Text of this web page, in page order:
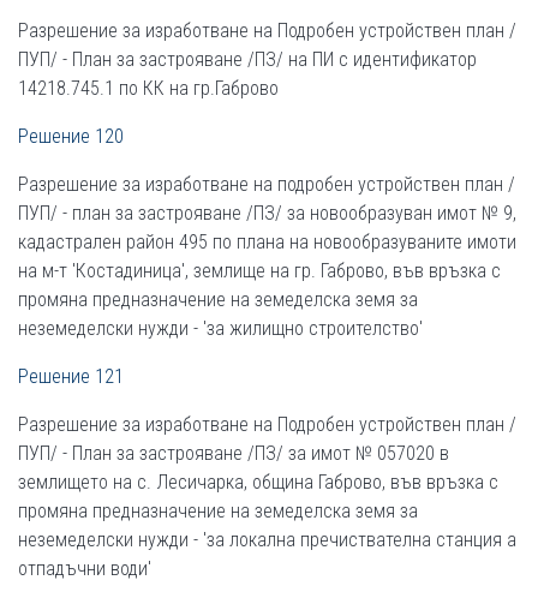
Разрешение за изработване на Подробен устройствен план /
ПУП/ - План за застрояване /ПЗ/ на ПИ с идентификатор
14218.745.1 по КК на гр.Габрово
Решение 120
Разрешение за изработване на подробен устройствен план /
ПУП/ - план за застрояване /ПЗ/ за новообразуван имот № 9,
кадастрален район 495 по плана на новообразуваните имоти
на м-т 'Костадиница', землище на гр. Габрово, във връзка с
промяна предназначение на земеделска земя за
неземеделски нужди - 'за жилищно строителство'
Решение 121
Разрешение за изработване на Подробен устройствен план /
ПУП/ - План за застрояване /ПЗ/ за имот № 057020 в
землището на с. Лесичарка, община Габрово, във връзка с
промяна предназначение на земеделска земя за
неземеделски нужди - 'за локална пречиствателна станция а
отпадъчни води'